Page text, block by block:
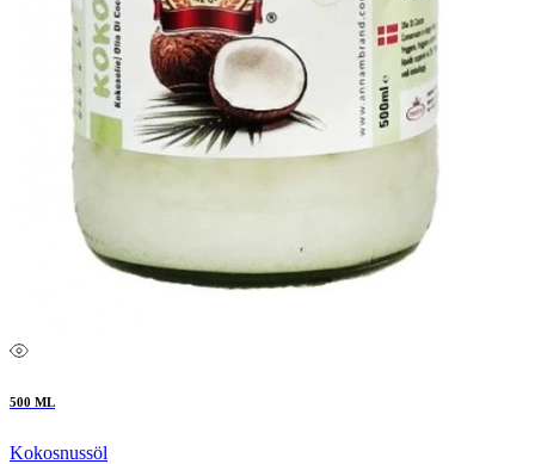
500 ML
Kokosnussöl